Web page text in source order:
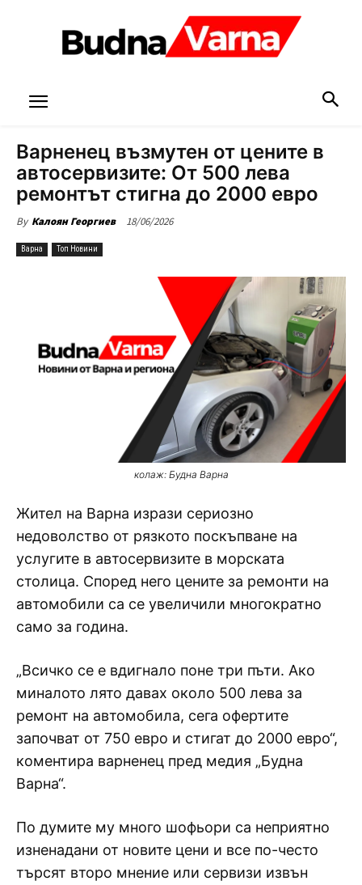
Варненец възмутен от цените в
автосервизите: От 500 лева
ремонтът стигна до 2000 евро
By Калоян Георгиев 18/06/2026
Варна Топ Новини
колаж: Будна Варна
Жител на Варна изрази сериозно
недоволство от рязкото поскъпване на
услугите в автосервизите в морската
столица. Според него цените за ремонти на
автомобили са се увеличили многократно
само за година.
„Всичко се е вдигнало поне три пъти. Ако
миналото лято давах около 500 лева за
ремонт на автомобила, сега офертите
започват от 750 евро и стигат до 2000 евро“,
коментира варненец пред медия „Будна
Варна“.
По думите му много шофьори са неприятно
изненадани от новите цени и все по-често
търсят второ мнение или сервизи извън